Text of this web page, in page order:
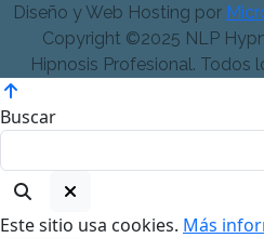
Diseño y Web Hosting por
Copyright ©2025 NLP
Hipnosis Profesional. Todos
Buscar
Este sitio usa cookies. Más